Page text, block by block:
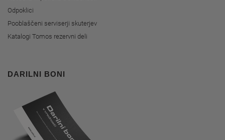
Odpoklici
Pooblaščeni serviserji skuterjev
Katalogi Tomos rezervni deli
DARILNI BONI